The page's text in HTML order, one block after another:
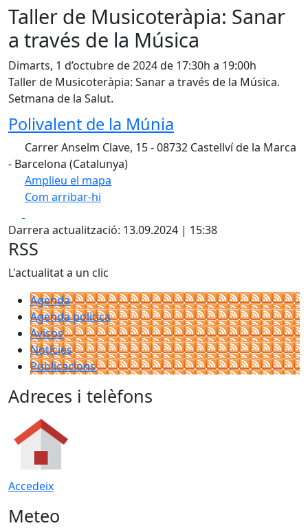
Taller de Musicoteràpia: Sanar
a través de la Música
Dimarts, 1 d’octubre de 2024 de 17:30h a 19:00h
Taller de Musicoteràpia: Sanar a través de la Música.
Setmana de la Salut.
Polivalent de la Múnia
Carrer Anselm Clave, 15 - 08732 Castellví de la Marca
- Barcelona (Catalunya)
Amplieu el mapa
Com arribar-hi
+
−
Darrera actualització: 13.09.2024 | 15:38
RSS
L'actualitat a un clic
Agenda
Agenda política
Avisos
Notícies
Publicacions
Adreces i telèfons
Accedeix
Meteo